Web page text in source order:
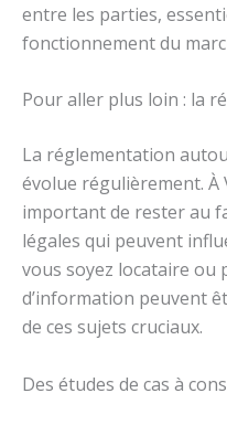
entre les parties,
fonctionnement du
Pour aller plus loin : la
La réglementation
évolue régulièrement.
important de rester au
légales qui peuvent
vous soyez locataire ou
d’information peuvent
de ces sujets cruciaux.
Des études de cas à